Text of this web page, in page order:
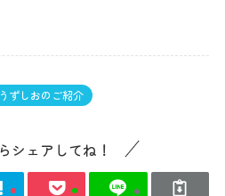
ずしおのご紹介
シェアしてね！